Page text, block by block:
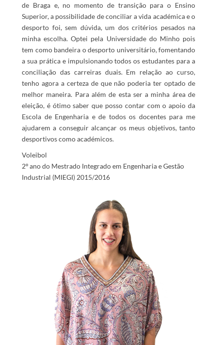
de Braga e, no momento de transição para o Ensino
Superior, a possibilidade de conciliar a vida académica e o
desporto foi, sem dúvida, um dos critérios pesados na
minha escolha. Optei pela Universidade do Minho pois
tem como bandeira o desporto universitário, fomentando
a sua prática e impulsionando todos os estudantes para a
conciliação das carreiras duais. Em relação ao curso,
tenho agora a certeza de que não poderia ter optado de
melhor maneira. Para além de esta ser a minha área de
eleição, é ótimo saber que posso contar com o apoio da
Escola de Engenharia e de todos os docentes para me
ajudarem a conseguir alcançar os meus objetivos, tanto
desportivos como académicos.
Voleibol
2º ano do Mestrado Integrado em Engenharia e Gestão
Industrial (MIEGI) 2015/2016